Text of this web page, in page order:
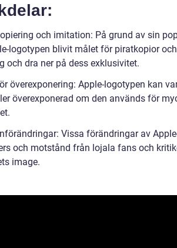
och imitation: På grund av sin
logotypen blivit målet för piratkopior
och dra ner på dess exklusivitet.
överexponering: Apple-logotypen kan
överexponerad om den används för
Vissa förändringar av
och motstånd från lojala fans och
image.